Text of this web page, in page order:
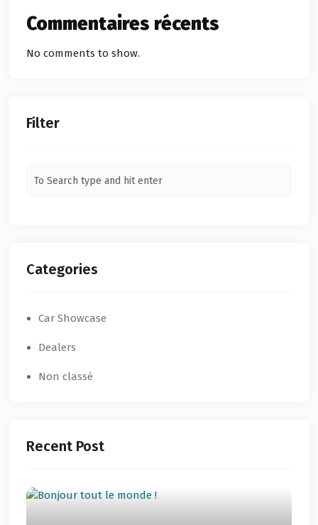
Commentaires récents
No comments to show.
Filter
Categories
Car Showcase
Dealers
Non classé
Recent Post